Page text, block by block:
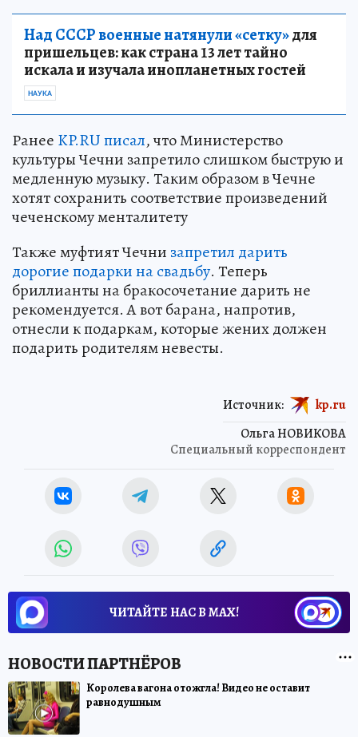
Над СССР военные натянули «сетку»для
пришельцев: как страна 13 лет тайно
искала и изучала инопланетных гостей
НАУКА
Ранее KP.RU писал, что Министерство
культуры Чечни запретило слишком быструю и
медленную музыку. Таким образом в Чечне
хотят сохранить соответствие произведений
чеченскому менталитету
Также муфтият Чечни запретил дарить
дорогие подарки на свадьбу. Теперь
бриллианты на бракосочетание дарить не
рекомендуется. А вот барана, напротив,
отнесли к подаркам, которые жених должен
подарить родителям невесты.
Ольга НОВИКОВА
Специальный корреспондент
Источник: kp.ru
ЧИТАЙТЕ НАС В МАХ!
Королева вагона отожгла! Видео не оставит
равнодушным